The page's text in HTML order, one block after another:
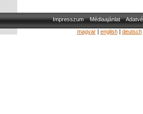
Impresszum Médiaajánlat
magyar| english| deutsch